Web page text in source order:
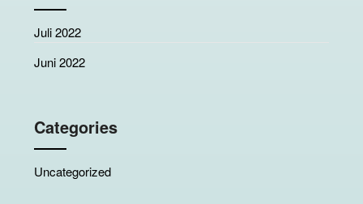
Juli 2022
Juni 2022
Categories
Uncategorized